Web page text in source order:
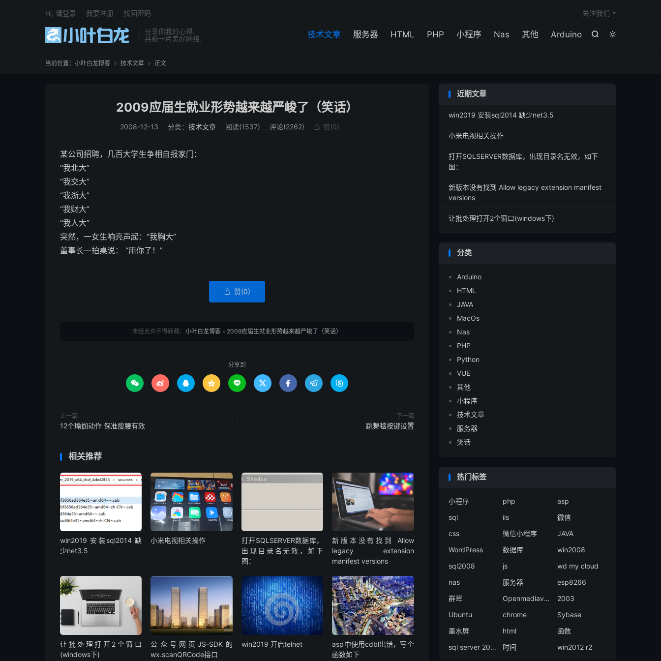
分享你我的心得.
共乘一片美好网络.


技术文章 服务器 HTML PHP 小程序 Nas 其他 Arduino
关注我们
Hi, 请登录 我要注册 找回密码
当前位置： 小叶白龙博客  技术文章  正文
2009应届生就业形势越来越严峻了（笑话）
2008-12-13 分类： 技术文章 阅读(1537) 评论(2262)  赞(0)
某公司招聘，几百大学生争相自报家门：
“我北大”
“我交大”
“我浙大”
“我财大”
“我人大”
突然，一女生响亮声起：“我胸大”
董事长一拍桌说： “用你了！”
 赞(0)
未经允许不得转载： 小叶白龙博客 » 2009应届生就业形势越来越严峻了（笑话）
分享到
        
上一篇
12个瑜伽动作 保准瘦腰有效
下一篇
跳舞毯按键设置
相关推荐
win2019 安装sql2014 缺
少net3.5
小米电视相关操作
打开SQLSERVER数据库，
出现目录名无效，如下
图：
新版本没有找到 Allow
legacy extension
manifest versions
让批处理打开2个窗口
(windows下)
公众号网页JS-SDK的
wx.scanQRCode接口
win2019 开启telnet
asp中使用cdbl出错，写个
函数如下
近期文章
win2019 安装sql2014 缺少net3.5
小米电视相关操作
打开SQLSERVER数据库，出现目录名无效，如下
图：
新版本没有找到 Allow legacy extension manifest
versions
让批处理打开2个窗口(windows下)
分类
Arduino
HTML
JAVA
MacOs
Nas
PHP
Python
VUE
其他
小程序
技术文章
服务器
笑话
热门标签
小程序 php
asp
sql
iis
微信
css
微信小程序
JAVA
WordPress
数据库
win2008
sql2008
js
wd my cloud
nas
服务器
esp8266
群晖
Openmediavault
2003
Ubuntu
chrome
Sybase
墨水屏
html
函数
sql server 2008
时间 win2012 r2